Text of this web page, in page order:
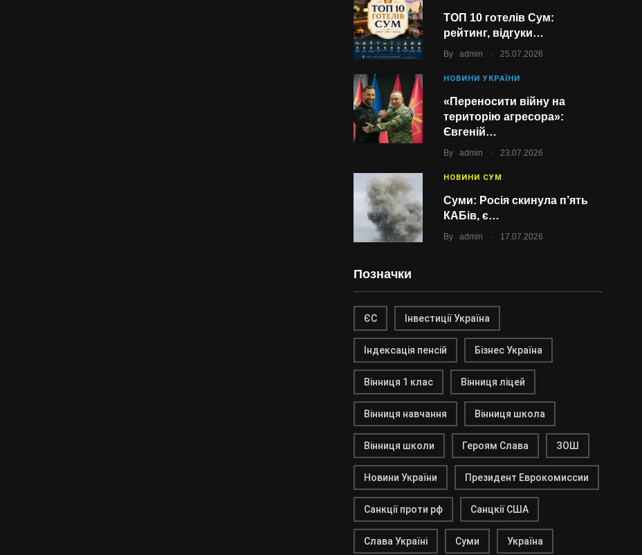
ТОП 10 готелів Сум:
рейтинг, відгуки…
By admin . 25.07.2026
НОВИНИ УКРАЇНИ
«Переносити війну на
територію агресора»:
Євгеній…
By admin . 23.07.2026
НОВИНИ СУМ
Суми: Росія скинула п’ять
КАБів, є…
By admin . 17.07.2026
Позначки
ЄС Інвестиції Україна
Індексація пенсій Бізнес Україна
Вінниця 1 клас Вінниця ліцей
Вінниця навчання Вінниця школа
Вінниця школи Героям Слава ЗОШ
Новини України Президент Еврокомиссии
Санкції проти рф Санцкії США
Слава Україні Суми Україна